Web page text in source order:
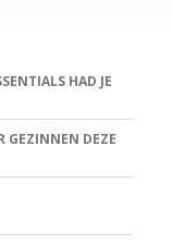
HAD JE
GEZINNEN DEZE